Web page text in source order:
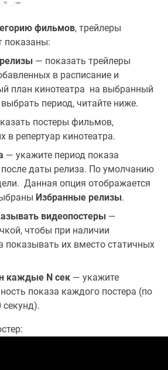
фильмов, трейлеры
показаны:
— показать трейлеры
в расписание и
план кинотеатра на выбранный
период, читайте ниже.
постеры фильмов,
в репертуар кинотеатра.
— укажите период показа
после даты релиза. По умолчанию
Данная опция отображается
Избранные релизы.
видеопостеры —
чтобы при наличии
показывать их вместо статичных
каждые N сек — укажите
показа каждого постера (по